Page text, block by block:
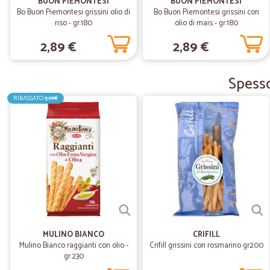
Bo Buon Piemontesi grissini olio di
riso - gr.180
2,89 €
Bo Buon Piemontesi grissini con
olio di mais - gr.180
2,89 €
RIBASSATO3,69€
MULINO BIANCO
Mulino Bianco raggianti con olio -
gr.230
CRIFILL
Crifill grissini con rosmarino gr200